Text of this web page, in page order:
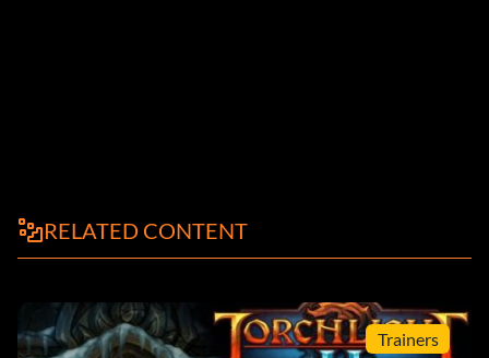
RELATED CONTENT
Trainers